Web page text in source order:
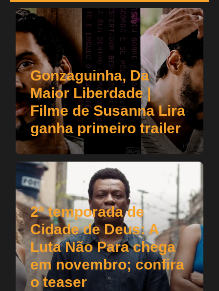
Gonzaguinha, Da
Maior Liberdade |
Filme de Susanna Lira
ganha primeiro trailer
2ª temporada de
Cidade de Deus: A
Luta Não Para chega
em novembro; confira
o teaser